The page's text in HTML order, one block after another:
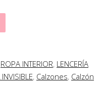
ROPA INTERIOR, LENCERÍA
, Calzones, Calzón